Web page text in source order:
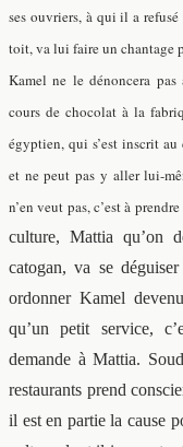
ses ouvriers, à qui il a
toit, va lui faire un chantage
Kamel ne le dénoncera
cours de chocolat à la
égyptien, qui s’est inscrit
et ne peut pas y aller lui-
n’en veut pas, c’est à
culture, Mattia qu’on
catogan, va se
ordonner Kamel
qu’un petit service,
demande à Mattia.
restaurants prend
il est en partie la cause